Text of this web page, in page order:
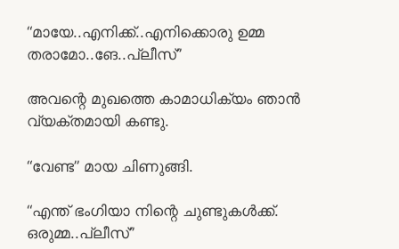
“മായേ..എനിക്ക്..എനിക്കൊരു ഉമ്മ
തരാമോ..ങേ..പ്ലീസ്”
അവന്റെ മുഖത്തെ കാമാധിക്യം ഞാന്‍
വ്യക്തമായി കണ്ടു.
“വേണ്ട” മായ ചിണുങ്ങി.
“എന്ത് ഭംഗിയാ നിന്റെ ചുണ്ടുകള്‍ക്ക്.
ഒരുമ്മ..പ്ലീസ്”